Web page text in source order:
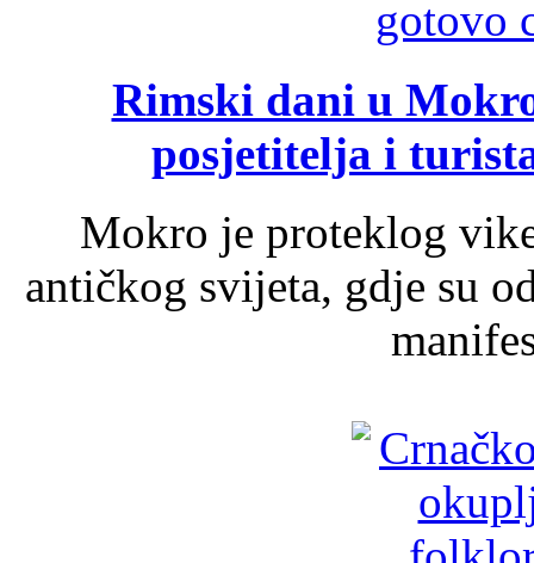
Rimski dani u
posjetitelja i
Mokro je proteklog
antičkog svijeta, gdje su